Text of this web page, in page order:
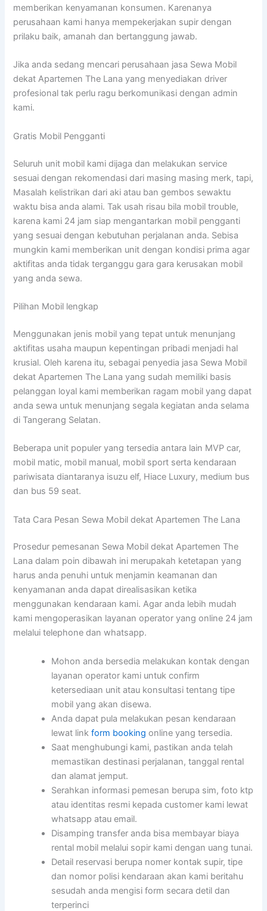
memberikan kenyamanan konsumen. Karenanya
perusahaan kami hanya mempekerjakan supir dengan
prilaku baik, amanah dan bertanggung jawab.
Jika anda sedang mencari perusahaan jasa Sewa Mobil
dekat Apartemen The Lana yang menyediakan driver
profesional tak perlu ragu berkomunikasi dengan admin
kami.
Gratis Mobil Pengganti
Seluruh unit mobil kami dijaga dan melakukan service
sesuai dengan rekomendasi dari masing masing merk, tapi,
Masalah kelistrikan dari aki atau ban gembos sewaktu
waktu bisa anda alami. Tak usah risau bila mobil trouble,
karena kami 24 jam siap mengantarkan mobil pengganti
yang sesuai dengan kebutuhan perjalanan anda. Sebisa
mungkin kami memberikan unit dengan kondisi prima agar
aktifitas anda tidak terganggu gara gara kerusakan mobil
yang anda sewa.
Pilihan Mobil lengkap
Menggunakan jenis mobil yang tepat untuk menunjang
aktifitas usaha maupun kepentingan pribadi menjadi hal
krusial. Oleh karena itu, sebagai penyedia jasa Sewa Mobil
dekat Apartemen The Lana yang sudah memiliki basis
pelanggan loyal kami memberikan ragam mobil yang dapat
anda sewa untuk menunjang segala kegiatan anda selama
di Tangerang Selatan.
Beberapa unit populer yang tersedia antara lain MVP car,
mobil matic, mobil manual, mobil sport serta kendaraan
pariwisata diantaranya isuzu elf, Hiace Luxury, medium bus
dan bus 59 seat.
Tata Cara Pesan Sewa Mobil dekat Apartemen The Lana
Prosedur pemesanan Sewa Mobil dekat Apartemen The
Lana dalam poin dibawah ini merupakah ketetapan yang
harus anda penuhi untuk menjamin keamanan dan
kenyamanan anda dapat direalisasikan ketika
menggunakan kendaraan kami. Agar anda lebih mudah
kami mengoperasikan layanan operator yang online 24 jam
melalui telephone dan whatsapp.
Mohon anda bersedia melakukan kontak dengan
layanan operator kami untuk confirm
ketersediaan unit atau konsultasi tentang tipe
mobil yang akan disewa.
Anda dapat pula melakukan pesan kendaraan
lewat linkform booking online yang tersedia.
Saat menghubungi kami, pastikan anda telah
memastikan destinasi perjalanan, tanggal rental
dan alamat jemput.
Serahkan informasi pemesan berupa sim, foto ktp
atau identitas resmi kepada customer kami lewat
whatsapp atau email.
Disamping transfer anda bisa membayar biaya
rental mobil melalui sopir kami dengan uang tunai.
Detail reservasi berupa nomer kontak supir, tipe
dan nomor polisi kendaraan akan kami beritahu
sesudah anda mengisi form secara detil dan
terperinci